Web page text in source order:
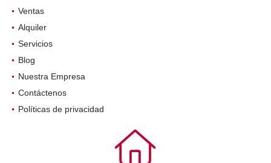
Ventas
Alquiler
Servicios
Blog
Nuestra Empresa
Contáctenos
Políticas de privacidad